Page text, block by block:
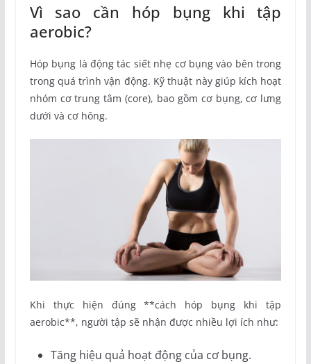
Vì sao cần hóp bụng khi tập
aerobic?
Hóp bụng là động tác siết nhẹ cơ bụng vào bên trong
trong quá trình vận động. Kỹ thuật này giúp kích hoạt
nhóm cơ trung tâm (core), bao gồm cơ bụng, cơ lưng
dưới và cơ hông.
Khi thực hiện đúng **cách hóp bụng khi tập
aerobic**, người tập sẽ nhận được nhiều lợi ích như:
Tăng hiệu quả hoạt động của cơ bụng.